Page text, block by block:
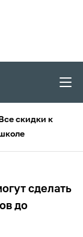
Все скидки к
сделать
до